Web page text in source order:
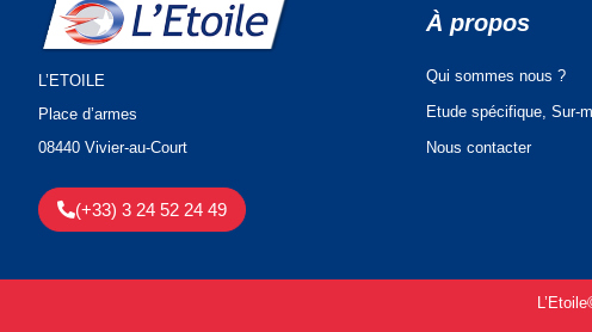
L’ETOILE
Place d’armes
08440 Vivier-au-Court
(+33) 3 24 52 24 49
À propos
Qui sommes nous ?
Etude spécifique, Sur-
Nous contacter